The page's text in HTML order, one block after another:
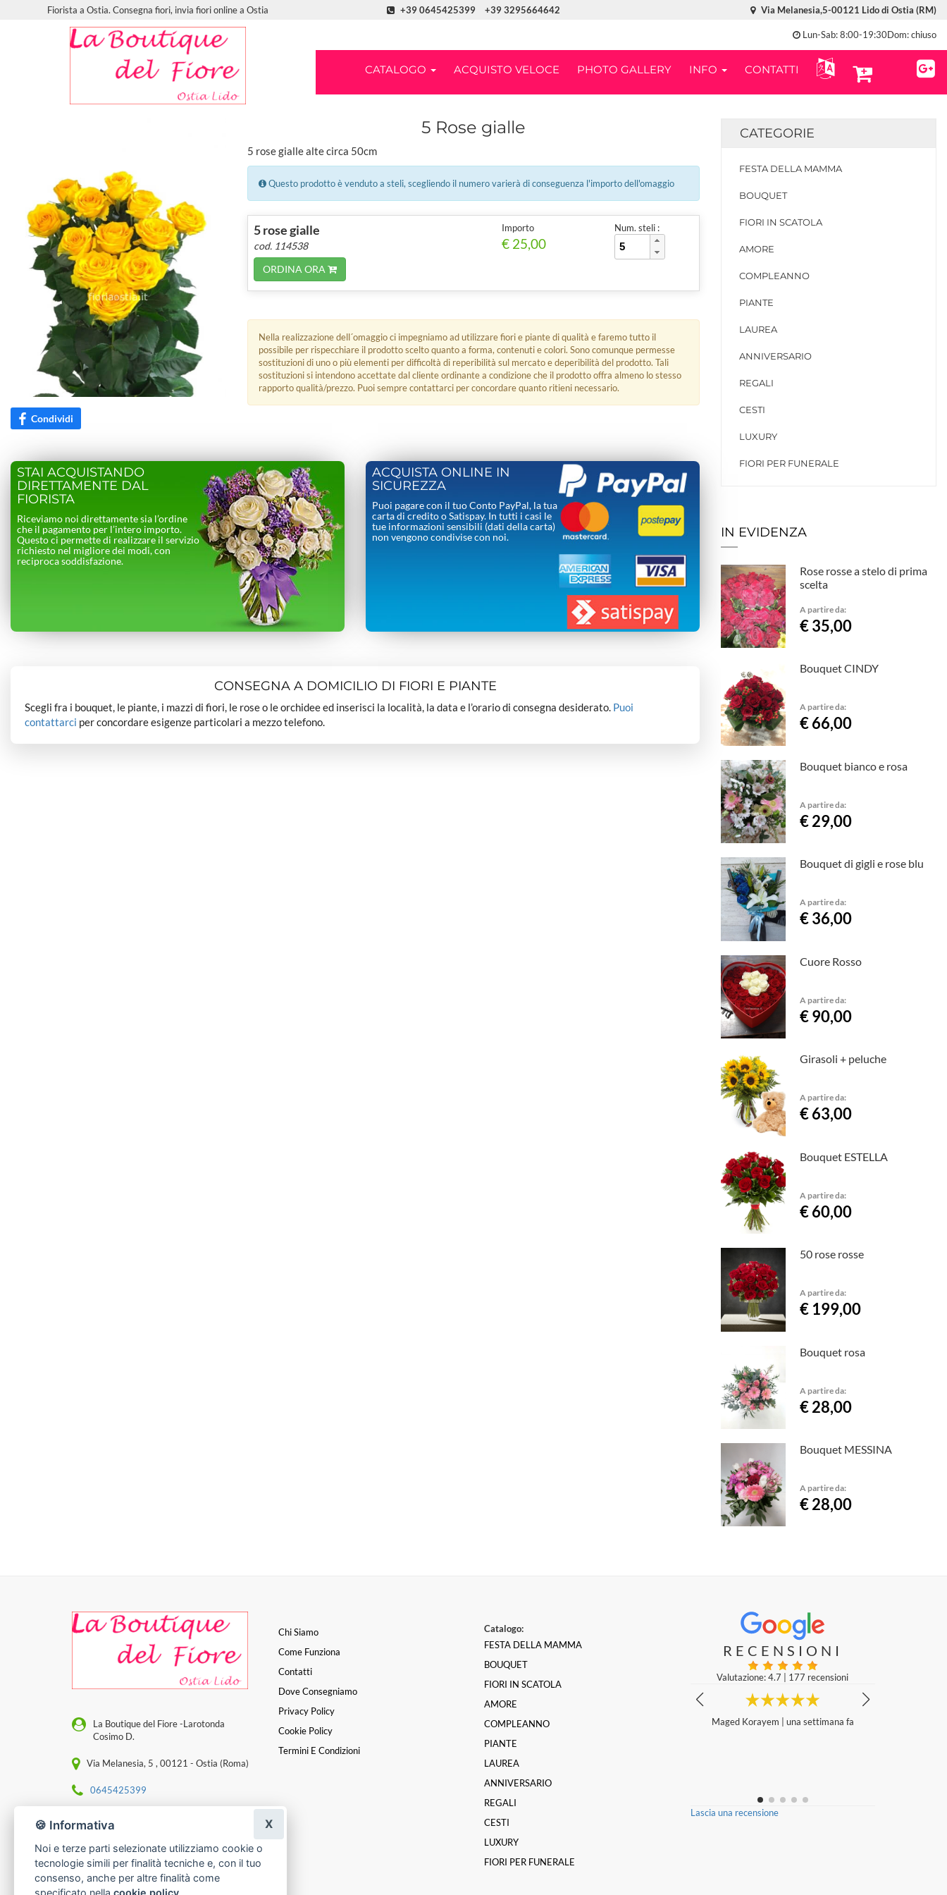
Fiorista a Ostia. Consegna fiori, invia fiori online a Ostia +39 0645425399 +39 3295664642 Via Melanesia,5-00121 Lido di Ostia (RM)
Lun-Sab: 8:00-19:30Dom: chiuso
CATALOGO ACQUISTO VELOCE PHOTO GALLERY INFO CONTATTI
Condividi
5 Rose gialle
5 rose gialle alte circa 50cm
Questo prodotto è venduto a steli, scegliendo il numero varierà di conseguenza l'importo dell'omaggio
5 rose gialle
cod. 114538
ORDINA ORA
Importo
€ 25,00
Num. steli :
Nella realizzazione dell´omaggio ci impegniamo ad utilizzare fiori e piante di qualità e faremo tutto il
possibile per rispecchiare il prodotto scelto quanto a forma, contenuti e colori. Sono comunque permesse
sostituzioni di uno o più elementi per difficoltà di reperibilità sul mercato e deperibilità del prodotto. Tali
sostituzioni si intendono accettate dal cliente ordinante a condizione che il prodotto offra almeno lo stesso
rapporto qualità/prezzo. Puoi sempre contattarci per concordare quanto ritieni necessario.
STAI ACQUISTANDO
DIRETTAMENTE DAL
FIORISTA
Riceviamo noi direttamente sia l’ordine
che il pagamento per l’intero importo.
Questo ci permette di realizzare il servizio
richiesto nel migliore dei modi, con
reciproca soddisfazione.
ACQUISTA ONLINE IN
SICUREZZA
Puoi pagare con il tuo Conto PayPal, la tua
carta di credito o Satispay. In tutti i casi le
tue informazioni sensibili (dati della carta)
non vengono condivise con noi.
CONSEGNA A DOMICILIO DI FIORI E PIANTE
Scegli fra i bouquet, le piante, i mazzi di fiori, le rose o le orchidee ed inserisci la località, la data e l’orario di consegna desiderato. Puoi
contattarci per concordare esigenze particolari a mezzo telefono.
CATEGORIE
FESTA DELLA MAMMA
BOUQUET
FIORI IN SCATOLA
AMORE
COMPLEANNO
PIANTE
LAUREA
ANNIVERSARIO
REGALI
CESTI
LUXURY
FIORI PER FUNERALE
IN EVIDENZA
Rose rosse a stelo di prima
scelta
A partire da:
€ 35,00
Bouquet CINDY
A partire da:
€ 66,00
Bouquet bianco e rosa
A partire da:
€ 29,00
Bouquet di gigli e rose blu
A partire da:
€ 36,00
Cuore Rosso
A partire da:
€ 90,00
Girasoli + peluche
A partire da:
€ 63,00
Bouquet ESTELLA
A partire da:
€ 60,00
50 rose rosse
A partire da:
€ 199,00
Bouquet rosa
A partire da:
€ 28,00
Bouquet MESSINA
A partire da:
€ 28,00
La Boutique del Fiore -Larotonda
Cosimo D.
Via Melanesia, 5 , 00121 - Ostia (Roma)
0645425399
P. IVA 07136361008
Chi Siamo
Come Funziona
Contatti
Dove Consegniamo
Privacy Policy
Cookie Policy
Termini E Condizioni
Catalogo:
FESTA DELLA MAMMA
BOUQUET
FIORI IN SCATOLA
AMORE
COMPLEANNO
PIANTE
LAUREA
ANNIVERSARIO
REGALI
CESTI
LUXURY
FIORI PER FUNERALE
RECENSIONI
Valutazione: 4.7 177 recensioni
Professionale un bouquet da sposa merav
ciale ho trovato un posto sicuro dove pre
ndere fiori grazie 😘💚💚
Maged Korayem una settimana fa
Lascia una recensione
🍪 Informativa
Noi e terze parti selezionate utilizziamo cookie o
tecnologie simili per finalità tecniche e, con il tuo
consenso, anche per altre finalità come
specificato nella cookie policy.
X